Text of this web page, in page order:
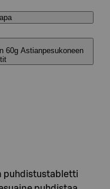
60g Astianpesukoneen
puhdistustabletti